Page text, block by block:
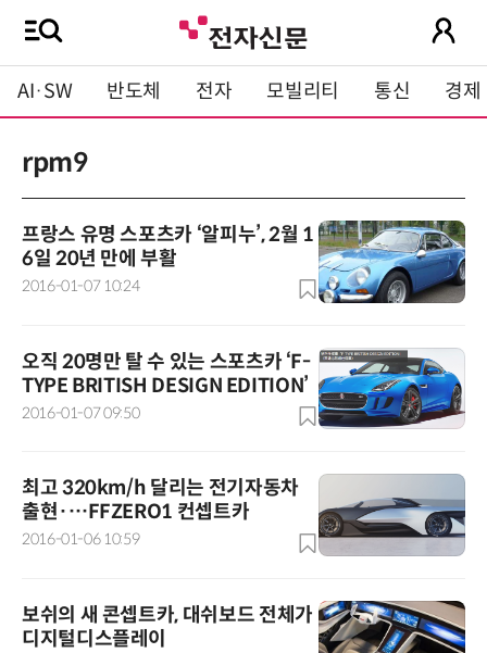
AI·SW 반도체 전자 모빌리티 통신 경제
rpm9
프랑스 유명 스포츠카 ‘알피누’, 2월 1
6일 20년 만에 부활
2016-01-07 10:24
오직 20명만 탈 수 있는 스포츠카 ‘F-
TYPE BRITISH DESIGN EDITION’
2016-01-07 09:50
최고 320km/h 달리는 전기자동차
출현·…FFZERO1 컨셉트카
2016-01-06 10:59
보쉬의 새 콘셉트카, 대쉬보드 전체가
디지털디스플레이